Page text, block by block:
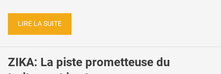
LIRE LA SUITE
ZIKA: La piste prometteuse du